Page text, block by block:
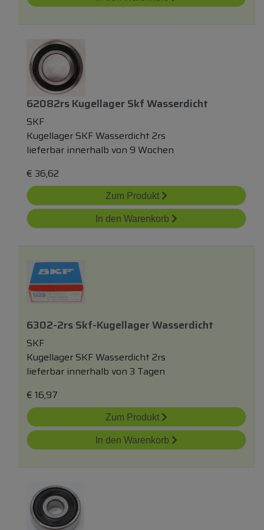
62082rs Kugellager Skf Wasserdicht
SKF
Kugellager SKF Wasserdicht 2rs
lieferbar innerhalb von 9 Wochen
€ 36,62
Zum Produkt
In den Warenkorb
6302-2rs Skf-Kugellager Wasserdicht
SKF
Kugellager SKF Wasserdicht 2rs
lieferbar innerhalb von 3 Tagen
€ 16,97
Zum Produkt
In den Warenkorb